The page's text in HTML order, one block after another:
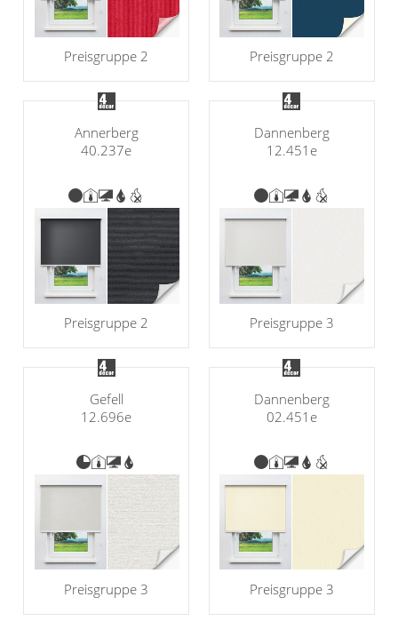
Preisgruppe 2 Preisgruppe 2
Annerberg
40.237e
Preisgruppe 2
Dannenberg
12.451e
Preisgruppe 3
Gefell
12.696e
Preisgruppe 3
Dannenberg
02.451e
Preisgruppe 3